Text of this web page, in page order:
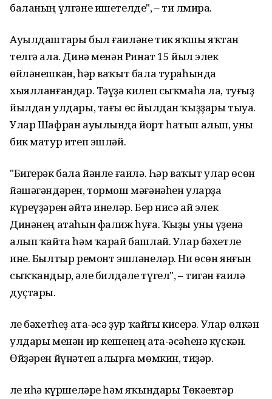
баланың үлгәне ишетелде", – ти Әлмира.
Ауылдаштары был ғаиләне тик яҡшы яҡтан
телгә ала. Динә менән Ринат 15 йыл элек
өйләнешкән, һәр ваҡыт бала тураһында
хыялланғандар. Тәүҙә килеп сыҡмаһа ла, туғыҙ
йылдан улдары, тағы өс йылдан ҡыҙҙары тыуа.
Улар Шафран ауылында йорт һатып алып, уны
бик матур итеп эшләй.
"Бигерәк бала йәнле ғаилә. Һәр ваҡыт улар өсөн
йәшәгәндәрен, тормош мәғәнәһен уларҙа
күреүҙәрен әйтә инеләр. Бер нисә ай элек
Динәнең атаһын фалиж һуға. Ҡыҙы уны үҙенә
алып ҡайта һәм ҡарай башлай. Улар бәхетле
ине. Былтыр ремонт эшләнеләр. Ни өсөн янғын
сыҡҡандыр, әле билдәле түгел", – тигән ғаилә
дуҫтары.
Әле бәхетһеҙ ата-әсә ҙур ҡайғы кисерә. Улар өлкән
улдары менән ир кешенең ата-әсәһенә күскән.
Өйҙәрен йүнәтеп алырға мөмкин, тиҙәр.
Әле иһә күршеләре һәм яҡындары Төкәевтәр